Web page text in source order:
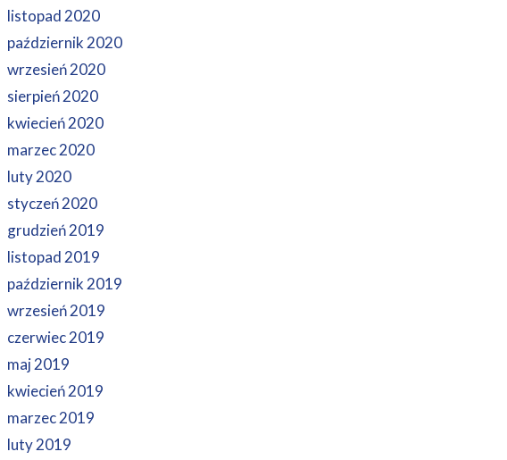
listopad 2020
październik 2020
wrzesień 2020
sierpień 2020
kwiecień 2020
marzec 2020
luty 2020
styczeń 2020
grudzień 2019
listopad 2019
październik 2019
wrzesień 2019
czerwiec 2019
maj 2019
kwiecień 2019
marzec 2019
luty 2019